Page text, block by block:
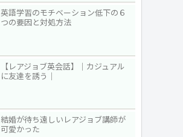
英語学習のモチベーション低下の６
つの要因と対処方法
【レアジョブ英会話】｜カジュアル
に友達を誘う｜
結婚が待ち遠しいレアジョブ講師が
可愛かった